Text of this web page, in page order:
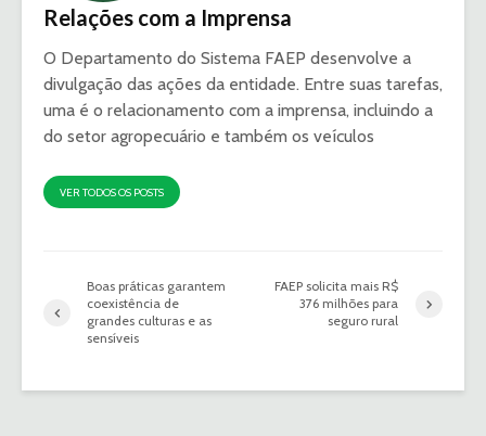
Relações com a Imprensa
O Departamento do Sistema FAEP desenvolve a
divulgação das ações da entidade. Entre suas tarefas,
uma é o relacionamento com a imprensa, incluindo a
do setor agropecuário e também os veículos
VER TODOS OS POSTS
Boas práticas garantem
coexistência de
grandes culturas e as
sensíveis
FAEP solicita mais R$
376 milhões para
seguro rural